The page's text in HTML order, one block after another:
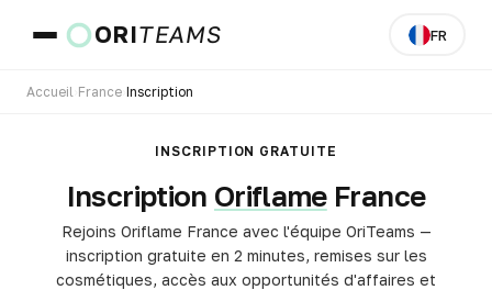
ORITEAMS FR
ALLER
Accueil France Inscription
INSCRIPTION GRATUITE
Inscription OriflameFrance
Rejoins Oriflame France avec l'équipe OriTeams —
inscription gratuite en 2 minutes, remises sur les
cosmétiques, accès aux opportunités d'affaires et